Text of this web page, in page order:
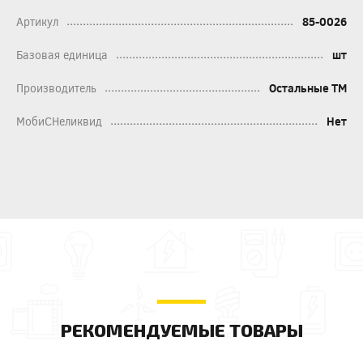
Артикул 85-0026
Базовая единица шт
Производитель Остальные ТМ
МобиСНеликвид Нет
РЕКОМЕНДУЕМЫЕ ТОВАРЫ